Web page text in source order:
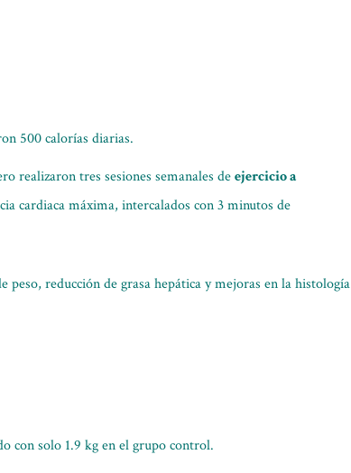
500 calorías diarias.
realizaron tres sesiones semanales deejercicio a
cardiaca máxima, intercalados con 3 minutos de
reducción de grasa hepática y mejoras en la histología
con solo 1.9 kg en el grupo control.